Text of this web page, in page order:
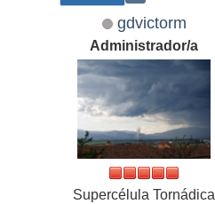
gdvictorm
Administrador/a
Supercélula Tornádica